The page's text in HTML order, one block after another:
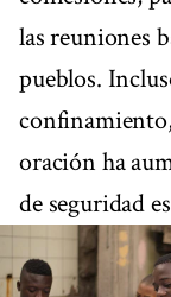
las reuniones
pueblos.
oración ha
de seguridad